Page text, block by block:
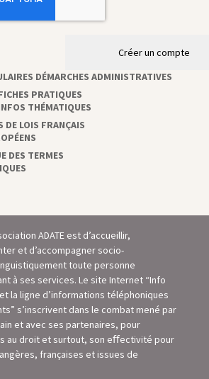
Créer un compte
DÉMARCHES ADMINISTRATIVES
PRATIQUES
THÉMATIQUES
DE LOIS FRANÇAIS
DES TERMES
ADATE est d’accueillir,
et d’accompagner socio-
toute personne
à ses services. Le site Internet “Info
la ligne d’informations téléphoniques
s’inscrivent dans le combat mené par
et avec ses partenaires, pour
au droit et surtout, son eﬀectivité pour
françaises et issues de